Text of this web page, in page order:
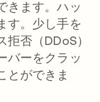
きます。ハッ
す。少し手を
否（DDoS）
バーをクラッ
とができま